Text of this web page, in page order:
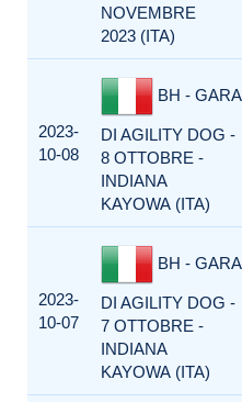
NOVEMBRE
2023 (ITA)
2023-
10-08
BH - GARA
DI AGILITY DOG -
8 OTTOBRE -
INDIANA
KAYOWA (ITA)
2023-
10-07
BH - GARA
DI AGILITY DOG -
7 OTTOBRE -
INDIANA
KAYOWA (ITA)